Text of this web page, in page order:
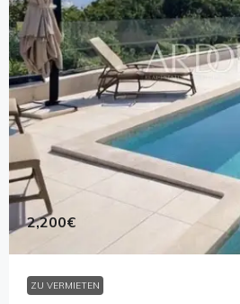
2,200€
ZU VERMIETEN